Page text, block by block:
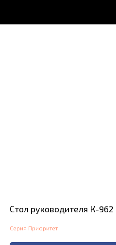
Стол руководителя К-962
Серия Приоритет